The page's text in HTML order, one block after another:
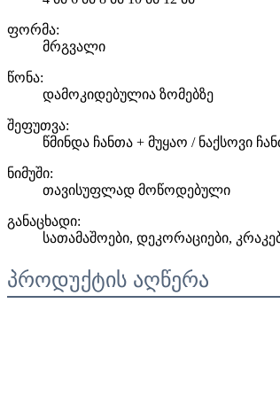
ფორმა:
მრგვალი
წონა:
დამოკიდებულია ზომებზე
შეფუთვა:
წმინდა ჩანთა + მუყაო / ნაქსოვი
ნიმუში:
თავისუფლად მოწოდებული
განაცხადი:
სათამაშოები, დეკორაციები,
პროდუქტის აღწერა